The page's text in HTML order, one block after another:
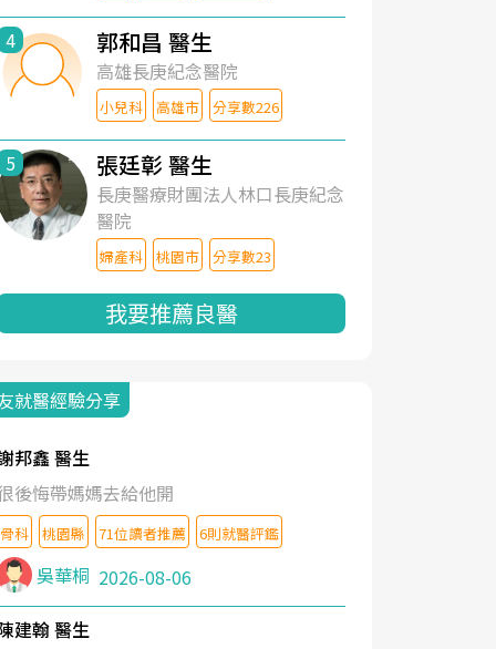
4 郭和昌 醫生
高雄長庚紀念醫院
小兒科 高雄市 分享數226
5 張廷彰 醫生
長庚醫療財團法人林口長庚紀念
醫院
婦產科 桃園市 分享數23
我要推薦良醫
就醫經驗分享
邦鑫 醫生
後悔帶媽媽去給他開
骨科 桃園縣 71位讀者推薦 6則就醫評鑑
吳華桐 2026-08-06
建翰 醫生